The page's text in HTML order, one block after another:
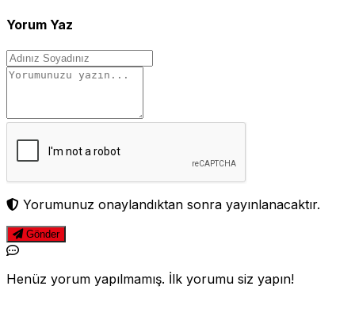
Yorum Yaz
Yorumunuz onaylandıktan sonra yayınlanacaktır.
Gönder
Henüz yorum yapılmamış. İlk yorumu siz yapın!